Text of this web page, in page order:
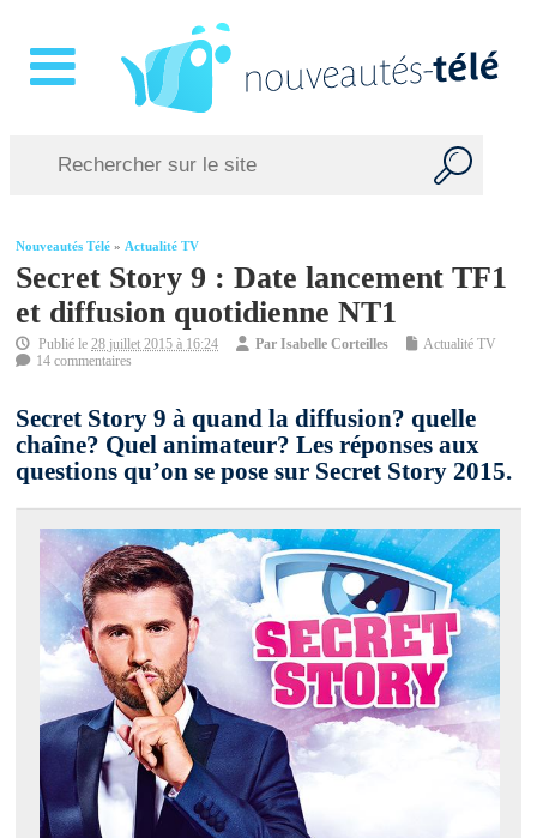
Nouveautés Télé »Actualité TV
Secret Story 9 : Date lancement TF1
et diffusion quotidienne NT1
Publié le28 juillet 2015 à 16:24 ParIsabelle Corteilles
Actualité TV
14 commentaires
Secret Story 9 à quand la diffusion? quelle
chaîne? Quel animateur? Les réponses aux
questions qu’on se pose sur Secret Story 2015.